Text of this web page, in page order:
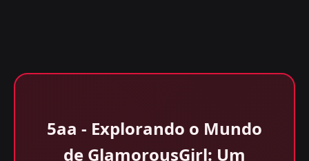
5aa - Explorando o Mundo
de GlamorousGirl: Um